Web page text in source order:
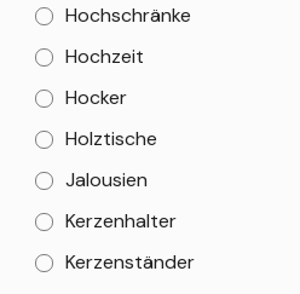
Hochschränke
Hochzeit
Hocker
Holztische
Jalousien
Kerzenhalter
Kerzenständer